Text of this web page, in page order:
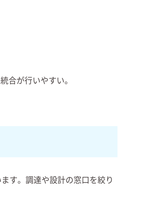
合が行いやすい。
す。調達や設計の窓口を絞り